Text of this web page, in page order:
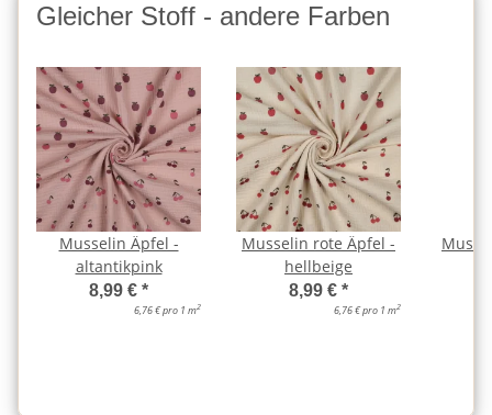
Gleicher Stoff - andere Farben
Musselin Äpfel -
altantikpink
8,99 € *
6,76 € pro 1 m2
Musselin rote Äpfel -
hellbeige
8,99 € *
6,76 € pro 1 m2